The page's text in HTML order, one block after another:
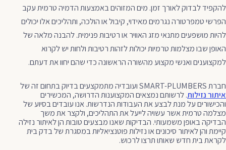
להקפיד לבדוק לאורך זמן. מים המזוהים באמצעות הדמיה טרמית עקב
הפרשי טמפרטורה נגרמים מאידוי, קיבול או הולכה, ותהליכים אלו יכולים
להיות מושפעים מתנאי מזג האוויר או רטיבות פנימית. להבנה מלאה של
האופן שבו מצלמות טרמיות יכולות לזהות רטיבות ולחות יש לקרוא
למקצוענים ואנשי מקצוע מהשורה הראשונה כדי שהם יחוו את דעתם.
חברת SMART-PLUMBERS ועובדיה מתמקצעים בדיוק בתחום זה של
איתור נזילות. לרשותם נמצאים המקצוענות הדרושה, המכשירים
והכישורים על מנת לבצע את העבודות הנדרשות. אנו עובדים בסיוע של
מצלמה טרמית אשר עשויה לייעל את התהליכים, ולקצר את משך
הבדיקה באופן משמעותי. הבדיקות שאנו מבצעים טובות הן לאיתור נזילה
קיימת והן לאיתור סיכונים או נזילות פוטנציאליות במסגרת של בדק בית
לקראת בית חדש שאותו תרצו לרכוש.